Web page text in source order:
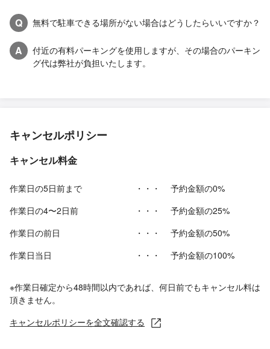
Q 無料で駐車できる場所がない場合はどうしたらいいですか？
A
付近の有料パーキングを使用しますが、その場合のパーキン
グ代は弊社が負担いたします。
キャンセルポリシー
キャンセル料金
作業日の5日前まで ・・・
予約金額の0%
作業日の4〜2日前
・・・
予約金額の25%
作業日の前日
・・・
予約金額の50%
作業日当日
・・・ 予約金額の100%
※作業日確定から48時間以内であれば、何日前でもキャンセル料は
頂きません。
キャンセルポリシーを全文確認する